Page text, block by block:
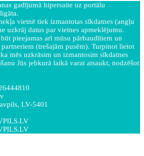
gadījumā hipersaite uz portālu
vietnē tiek izmantotas sīkdatnes (angļu
uzkrāj datus par vietnes apmeklējumu.
pieejamas arī mūsu pārbaudītiem un
(trešajām pusēm). Turpinot lietot
mēs uzkrāsim un izmantosim sīkdatnes
Jūs jebkurā laikā varat atsaukt, nodzēšot
LV-5401